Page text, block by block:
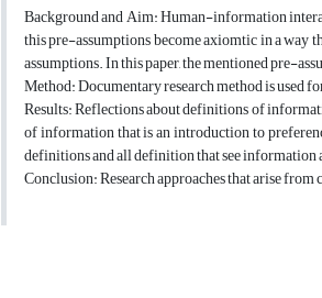
Background and Aim: Human-information
this pre-assumptions become axiomtic in a way
assumptions. In this paper, the mentioned pre-
Method: Documentary research method is used
Results: Reflections about definitions of
of information that is an introduction to
definitions and all definition that see information
Conclusion: Research approaches that arise